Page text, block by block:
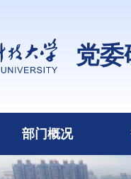
党委
部门概况